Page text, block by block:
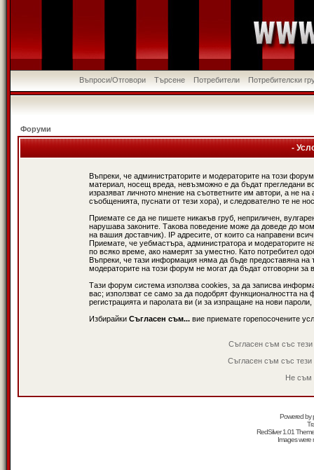
Въпроси/Отговори Търсене Потребители Потребителски
Форуми
-
Въпреки, че администраторите и модераторите на този
материал, носещ вреда, невъзможно е да бъдат прегледани
изразяват личното мнение на съответните им автори, а не
съобщенията, пуснати от тези хора), и следователно те не
Приемате се да не пишете никакъв груб, неприличен,
нарушава законите. Такова поведение може да доведе до
на вашия доставчик). IP адресите, от които са направени
Приемате, че уебмастъра, администратора и модераторите
по всяко време, ако намерят за уместно. Като потребител
Въпреки, че тази информация няма да бъде предоставяна
модераторите на този форум не могат да бъдат отговорни за
Тази форум система използва cookies, за да записва
вас; използват се само за да подобрят функционалността
регистрацията и паролата ви (и за изпращане на нови
Избирайки Съгласен съм... вие приемате горепосочените
Съгласен съм със
Съгласен съм със
Не съм
Powered by
RedSilver 1.01
Images were